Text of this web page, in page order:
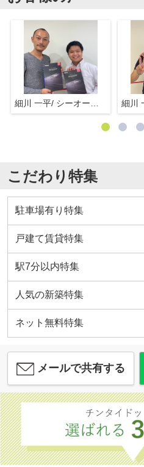
こだわり特集
駐車場有り特集
戸建て賃貸特集
駅7分以内特集
人気の新築特集
ネット無料特集
メールで共有する